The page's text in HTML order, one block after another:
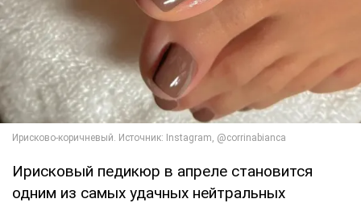
Ирисковый педикюр в апреле становится
одним из самых удачных нейтральных